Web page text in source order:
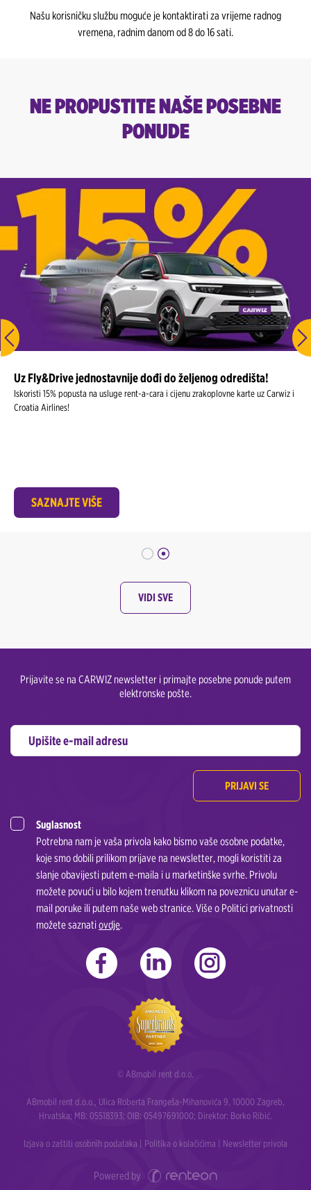
Našu korisničku službu moguće je kontaktirati za vrijeme radnog
vremena, radnim danom od 8 do 16 sati.
NE PROPUSTITE NAŠE POSEBNE
PONUDE
Uz Fly&Drive jednostavnije dođi do željenog odredišta!
Iskoristi 15% popusta na usluge rent-a-cara i cijenu zrakoplovne karte uz Carwiz i
Croatia Airlines!
SAZNAJTE VIŠE
VIDI SVE
Prijavite se na CARWIZ newsletter i primajte posebne ponude putem
elektronske pošte.
PRIJAVI SE
Suglasnost
Potrebna nam je vaša privola kako bismo vaše osobne podatke,
koje smo dobili prilikom prijave na newsletter, mogli koristiti za
slanje obavijesti putem e-maila i u marketinške svrhe. Privolu
možete povući u bilo kojem trenutku klikom na poveznicu unutar e-
mail poruke ili putem naše web stranice. Više o Politici privatnosti
možete saznatiovdje.
© ABmobil rent d.o.o.
ABmobil rent d.o.o., Ulica Roberta Frangeša-Mihanovića 9, 10000 Zagreb,
Hrvatska; MB: 05518393; OIB: 05497691000; Direktor: Borko Ribić.
Izjava o zaštiti osobnih podataka Politika o kolačićima Newsletter privola
Powered by